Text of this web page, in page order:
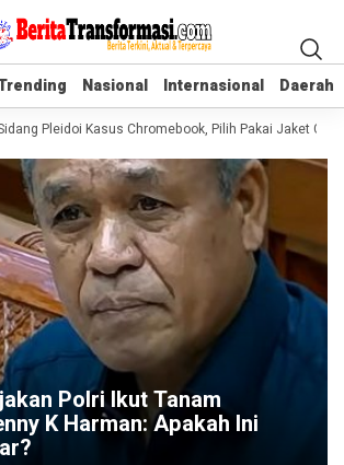
Nasional Internasional Daerah
Nasional Internasional Daerah
Pleidoi Kasus Chromebook, Pilih Pakai Jaket
Polri Ikut Tanam
K Harman: Apakah Ini